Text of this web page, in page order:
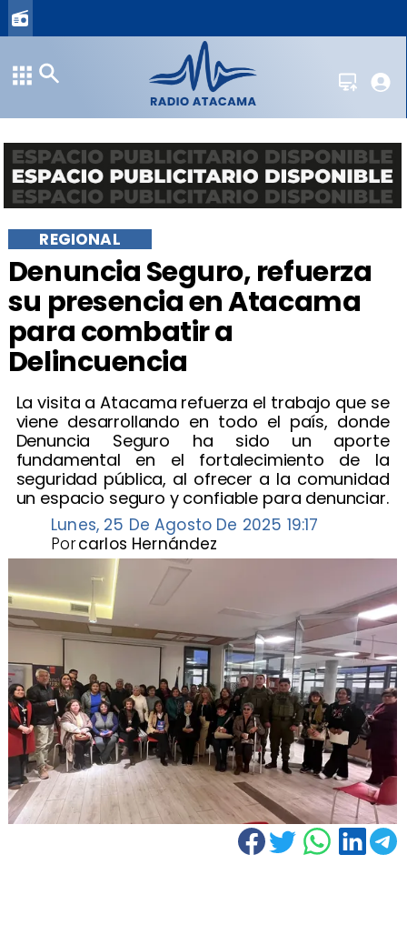
​Denuncia Seguro, refuerza
su presencia en Atacama
para combatir a
Delincuencia
​La visita a Atacama refuerza el trabajo que se
viene desarrollando en todo el país, donde
Denuncia Seguro ha sido un aporte
fundamental en el fortalecimiento de la
seguridad pública, al ofrecer a la comunidad
un espacio seguro y confiable para denunciar.
REGIONAL
Lunes, 25 De Agosto De 2025 19:17
carlos Hernández
Por